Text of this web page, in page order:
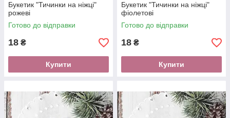
Букетик "Тичинки на ніжці"
рожеві
Готово до відправки
18 ₴
Купити
Букетик "Тичинки на ніжці"
фіолетові
Готово до відправки
18 ₴
Купити